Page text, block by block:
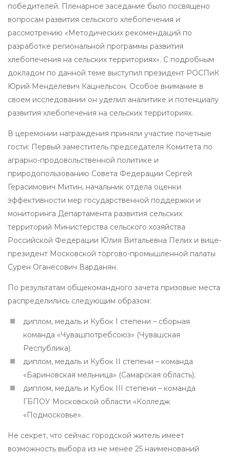
победителей. Пленарное заседание было посвящено
вопросам развития сельского хлебопечения и
рассмотрению «Методических рекомендаций по
разработке региональной программы развития
хлебопечения на сельских территориях». С подробным
докладом по данной теме выступил президент РОСПиК
Юрий Менделевич Кацнельсон. Особое внимание в
своем исследовании он уделил аналитике и потенциалу
развития хлебопечения на сельских территориях.
В церемонии награждения приняли участие почетные
гости: Первый заместитель председателя Комитета по
аграрно-продовольственной политике и
природопользованию Совета Федерации Сергей
Герасимович Митин, начальник отдела оценки
эффективности мер государственной поддержки и
мониторинга Департамента развития сельских
территорий Министерства сельского хозяйства
Российской Федерации Юлия Витальевна Пелих и вице-
президент Московской торгово-промышленной палаты
Сурен Оганесович Варданян.
По результатам общекомандного зачета призовые места
распределились следующим образом:
диплом, медаль и Кубок I степени – сборная
команда «Чувашпотребсоюз» (Чувашская
Республика).
диплом, медаль и Кубок II степени – команда
«Бариновская мельница» (Самарская область);
диплом, медаль и Кубок III степени – команда
ГБПОУ Московской области «Колледж
«Подмосковье».
Не секрет, что сейчас городской житель имеет
возможность выбора из не менее 25 наименований